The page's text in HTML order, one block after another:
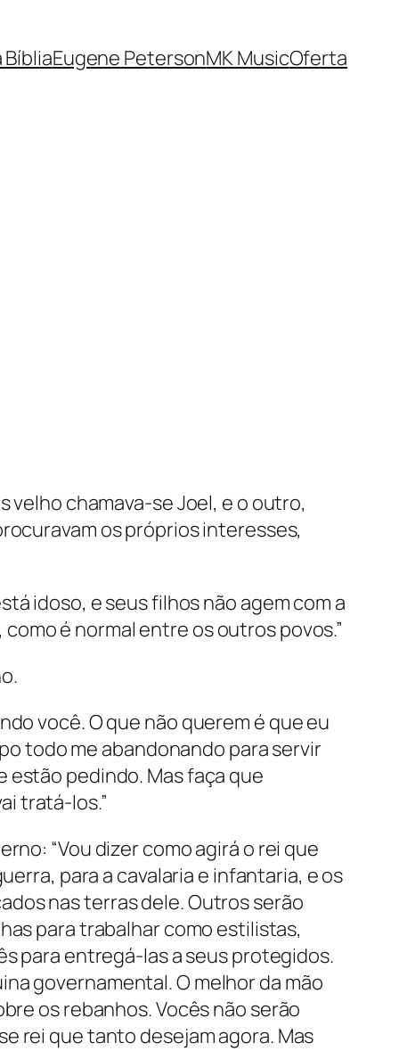
Eugene PetersonMK MusicOferta
velho chamava-se Joel, e o outro,
os próprios interesses,
idoso, e seus filhos não agem com a
é normal entre os outros povos.”
você. O que não querem é que eu
todo me abandonando para servir
estão pedindo. Mas faça que
tratá-los.”
“Vou dizer como agirá o rei que
para a cavalaria e infantaria, e os
nas terras dele. Outros serão
para trabalhar como estilistas,
para entregá-las a seus protegidos.
governamental. O melhor da mão
os rebanhos. Vocês não serão
rei que tanto desejam agora. Mas